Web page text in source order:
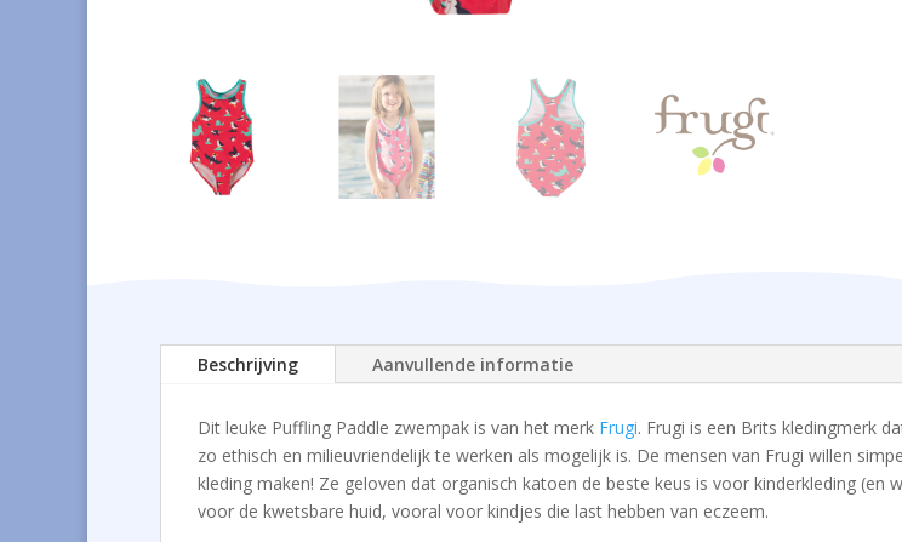
Beschrijving Aanvullende informatie
Dit leuke Puffling Paddle zwempak is van het merk Frugi. Frugi is een Brits kledingmerk
zo ethisch en milieuvriendelijk te werken als mogelijk is. De mensen van Frugi willen
kleding maken! Ze geloven dat organisch katoen de beste keus is voor kinderkleding
voor de kwetsbare huid, vooral voor kindjes die last hebben van eczeem.